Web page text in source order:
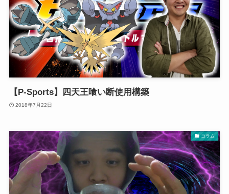
【P-Sports】四天王喰い断使用構築
2018年7月22日
コラム